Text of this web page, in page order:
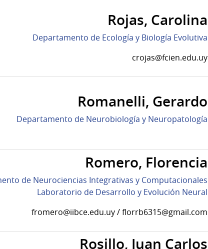
Rojas, Carolina
Departamento de Ecología y Biología Evolutiva
crojas@fcien.edu.uy
Romanelli, Gerardo
Departamento de Neurobiología y Neuropatología
Romero, Florencia
de Neurociencias Integrativas y Computacionales
Laboratorio de Desarrollo y Evolución Neural
fromero@iibce.edu.uy / florrb6315@gmail.com
Rosillo, Juan Carlos